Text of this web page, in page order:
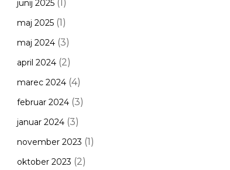
junij 2025(1)
maj 2025(1)
maj 2024(3)
april 2024(2)
marec 2024(4)
februar 2024(3)
januar 2024(3)
november 2023 (1)
oktober 2023 (2)